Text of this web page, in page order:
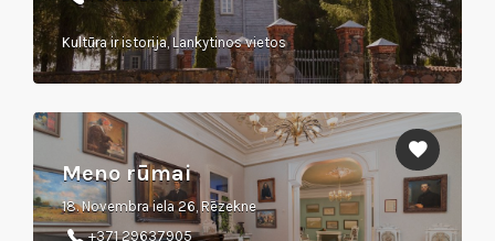
Kultūra ir istorija, Lankytinos vietos
Meno rūmai
18. Novembra iela 26, Rēzekne
+371 29637905